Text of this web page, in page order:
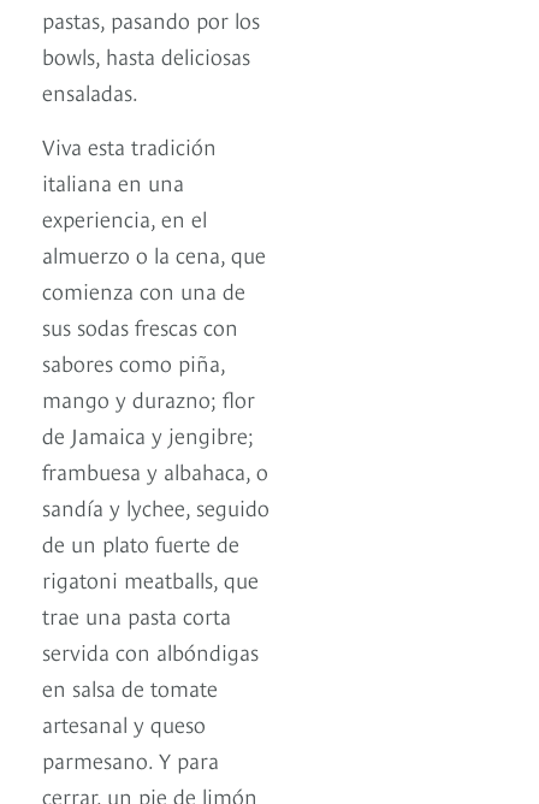
pastas, pasando por los
bowls, hasta deliciosas
ensaladas.
Viva esta tradición
italiana en una
experiencia, en el
almuerzo o la cena, que
comienza con una de
sus sodas frescas con
sabores como piña,
mango y durazno; flor
de Jamaica y jengibre;
frambuesa y albahaca, o
sandía y lychee, seguido
de un plato fuerte de
rigatoni meatballs, que
trae una pasta corta
servida con albóndigas
en salsa de tomate
artesanal y queso
parmesano. Y para
cerrar, un pie de limón